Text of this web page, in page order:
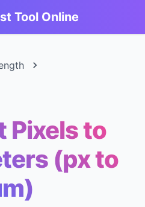
Tool Online
Pixels to
(px to